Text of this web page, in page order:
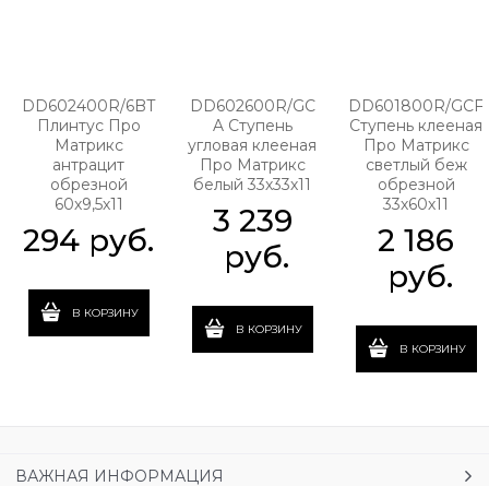
DD602400R/6BT
Плинтус Про
Матрикс
антрацит
обрезной
60х9,5х11
294 руб.
В КОРЗИНУ
DD602600R/GC
A Ступень
угловая клееная
Про Матрикс
белый 33х33х11
3 239
руб.
В КОРЗИНУ
DD601800R/GCF
Ступень клееная
Про Матрикс
светлый беж
обрезной
33х60х11
2 186
руб.
В КОРЗИНУ
ВАЖНАЯ ИНФОРМАЦИЯ